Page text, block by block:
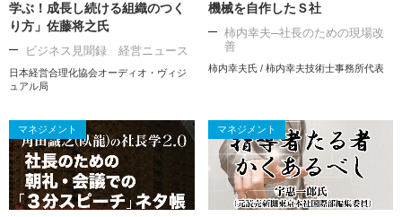
学ぶ！成長し続ける組織のつく
り方」佐藤将之氏
ビジネス見聞録 経営ニュース
日本経営合理化協会オーディオ・ヴィジ
ュアル局
機械を自作したＳ社
柿内幸夫─社長のための現場改
善
柿内幸夫氏 / 柿内幸夫技術士事務所代表
マネジメント マネジメント